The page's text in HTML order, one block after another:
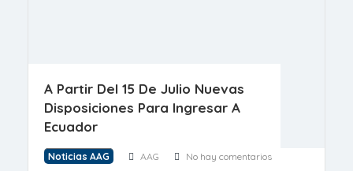
A Partir Del 15 De Julio Nuevas
Disposiciones Para Ingresar A
Ecuador
Noticias AAG AAG No hay comentarios